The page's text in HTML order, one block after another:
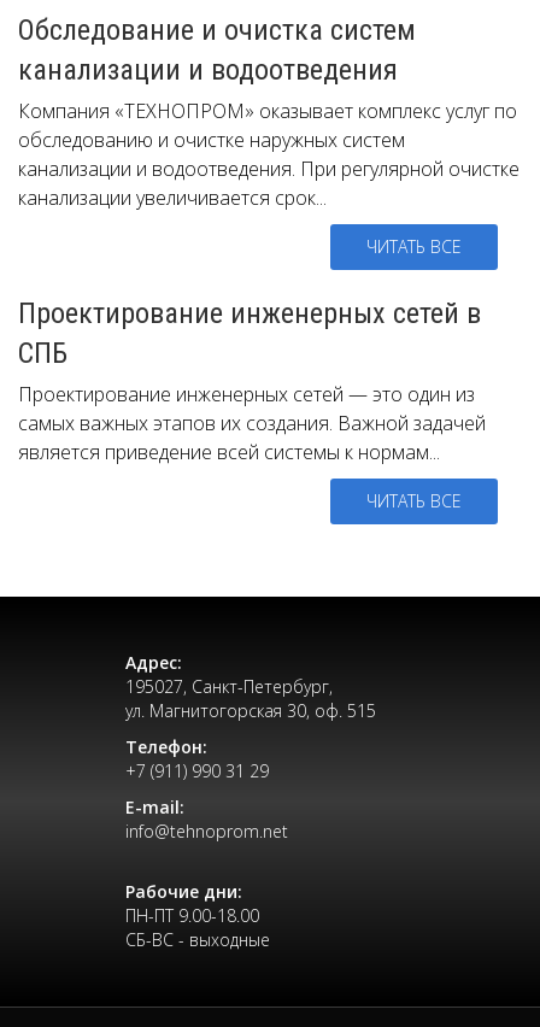
Обследование и очистка систем
канализации и водоотведения
Компания «ТЕХНОПРОМ» оказывает комплекс услуг по
обследованию и очистке наружных систем
канализации и водоотведения. При регулярной очистке
канализации увеличивается срок...
ЧИТАТЬ ВСЕ
Проектирование инженерных сетей в
СПБ
Проектирование инженерных сетей — это один из
самых важных этапов их создания. Важной задачей
является приведение всей системы к нормам...
ЧИТАТЬ ВСЕ
Адрес:
195027, Санкт-Петербург,
ул. Магнитогорская 30, оф. 515
Телефон:
+7 (911) 990 31 29
E-mail:
info@tehnoprom.net
Рабочие дни:
ПН-ПТ 9.00-18.00
СБ-ВС - выходные